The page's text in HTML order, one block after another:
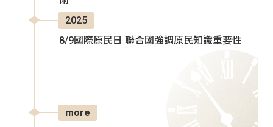
2025
8/9國際原民日 聯合國強調原民知識重要性
more